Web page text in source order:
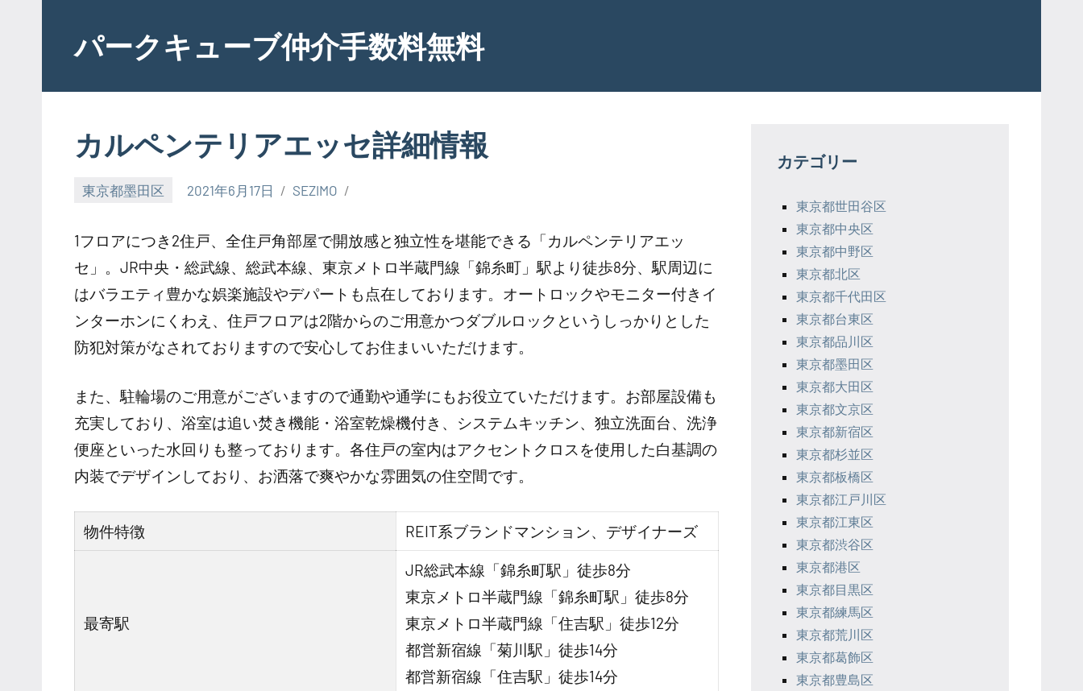
contentパークキューブ仲介手数料無料
カルペンテリアエッセ詳細情報
東京都墨田区 2021年6月17日 SEZIMO
1フロアにつき2住戸、全住戸角部屋で開放感と独立性を堪能できる「カルペンテリアエッ
セ」。JR中央・総武線、総武本線、東京メトロ半蔵門線「錦糸町」駅より徒歩8分、駅周辺に
はバラエティ豊かな娯楽施設やデパートも点在しております。オートロックやモニター付きイ
ンターホンにくわえ、住戸フロアは2階からのご用意かつダブルロックというしっかりとした
防犯対策がなされておりますので安心してお住まいいただけます。
また、駐輪場のご用意がございますので通勤や通学にもお役立ていただけます。お部屋設備も
充実しており、浴室は追い焚き機能・浴室乾燥機付き、システムキッチン、独立洗面台、洗浄
便座といった水回りも整っております。各住戸の室内はアクセントクロスを使用した白基調の
内装でデザインしており、お洒落で爽やかな雰囲気の住空間です。
物件特徴 REIT系ブランドマンション、デザイナーズ
最寄駅
JR総武本線「錦糸町駅」徒歩8分
東京メトロ半蔵門線「錦糸町駅」徒歩8分
東京メトロ半蔵門線「住吉駅」徒歩12分
都営新宿線「菊川駅」徒歩14分
都営新宿線「住吉駅」徒歩14分
カテゴリー
東京都世田谷区
東京都中央区
東京都中野区
東京都北区
東京都千代田区
東京都台東区
東京都品川区
東京都墨田区
東京都大田区
東京都文京区
東京都新宿区
東京都杉並区
東京都板橋区
東京都江戸川区
東京都江東区
東京都渋谷区
東京都港区
東京都目黒区
東京都練馬区
東京都荒川区
東京都葛飾区
東京都豊島区